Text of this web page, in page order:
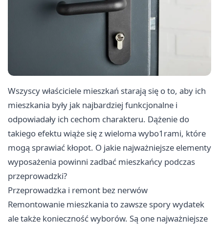
Wszyscy właściciele mieszkań starają się o to, aby ich
mieszkania były jak najbardziej funkcjonalne i
odpowiadały ich cechom charakteru. Dążenie do
takiego efektu wiąże się z wieloma wybo1rami, które
mogą sprawiać kłopot. O jakie najważniejsze elementy
wyposażenia powinni zadbać mieszkańcy podczas
przeprowadzki?
Przeprowadzka i remont bez nerwów
Remontowanie mieszkania to zawsze spory wydatek
ale także konieczność wyborów. Są one najważniejsze